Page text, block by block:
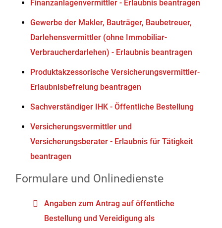
Finanzanlagenvermittler - Erlaubnis beantragen
Gewerbe der Makler, Bauträger, Baubetreuer,
Darlehensvermittler (ohne Immobiliar-
Verbraucherdarlehen) - Erlaubnis beantragen
Produktakzessorische Versicherungsvermittler-
Erlaubnisbefreiung beantragen
Sachverständiger IHK - Öffentliche Bestellung
Versicherungsvermittler und
Versicherungsberater - Erlaubnis für Tätigkeit
beantragen
Formulare und Onlinedienste
Angaben zum Antrag auf öffentliche
Bestellung und Vereidigung als